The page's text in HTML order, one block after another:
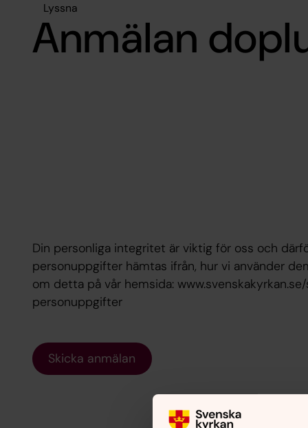
Lyssna
Anmälan
Din personliga integritet är viktig för oss och
personuppgifter hämtas ifrån, hur vi använder
om detta på vår hemsida:
personuppgifter
Skicka anmälan